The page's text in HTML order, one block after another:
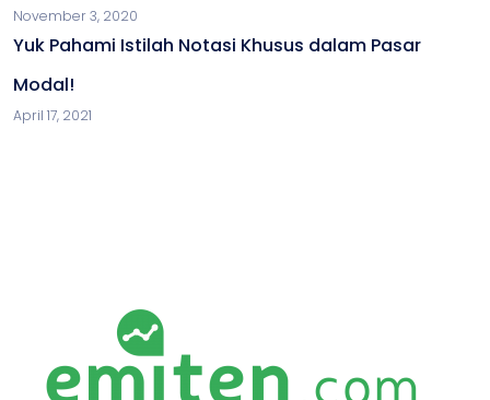
November 3, 2020
Yuk Pahami Istilah Notasi Khusus dalam Pasar
Modal!
April 17, 2021